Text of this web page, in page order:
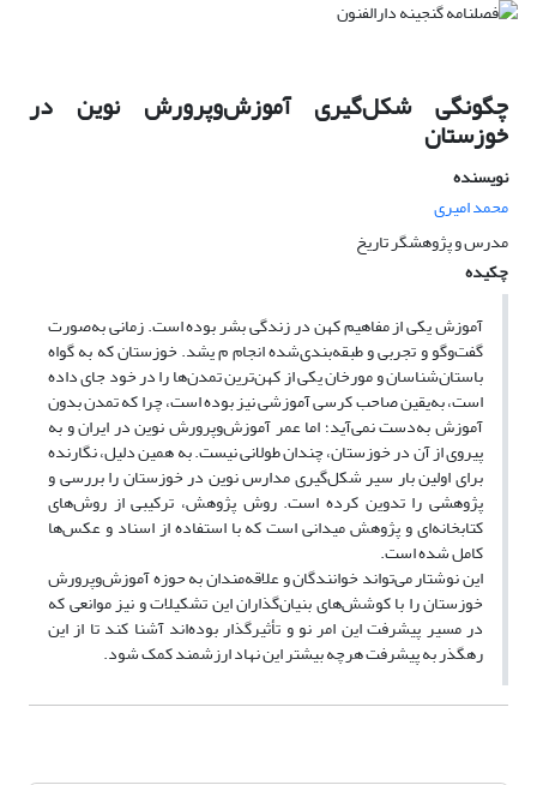
چگونگی شکل‌گیری آموزش‌وپرورش نوین در
خوزستان
نویسنده
محمد امیری
مدرس و پژوهشگر تاریخ
چکیده
آموزش یکی از مفاهیم کهن در زندگی بشر بوده است. زمانی به‌صورت
گفت‌وگو و تجربی و طبقه‌بندی‌شده انجام م یشد. خوزستان که به گواه
باستان‌شناسان و مورخان یکی از کهن‌ترین تمدن‌ها را در خود جای داده
است، به‌یقین صاحب کرسی آموزشی نیز بوده است، چرا که تمدن بدون
آموزش به‌دست نمی‌آید؛ اما عمر آموزش‌وپرورش نوین در ایران و به
پیروی از آن در خوزستان، چندان طولانی نیست. به همین دلیل، نگارنده
برای اولین بار سیر شکل‌گیری مدارس نوین در خوزستان را بررسی و
پژوهشی را تدوین کرده است. روش پژوهش، ترکیبی از روش‌های
کتابخانه‌ای و پژوهش میدانی است که با استفاده از اسناد و عکس‌ها
کامل شده است.
این نوشتار می‌تواند خوانندگان و علاقه‌مندان به حوزه آموزش‌وپرورش
خوزستان را با کوشش‌های بنیان‌گذاران این تشکیلات و نیز موانعی که
در مسیر پیشرفت این امر نو و تأثیرگذار بوده‌اند آشنا کند تا از این
رهگذر به پیشرفت هرچه بیشتر این نهاد ارزشمند کمک شود.